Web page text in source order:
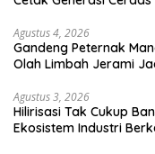
Agustus 4, 2026
Gandeng Peternak
Olah Limbah Jerami
Agustus 3, 2026
Hilirisasi Tak Cukup
Ekosistem Industri